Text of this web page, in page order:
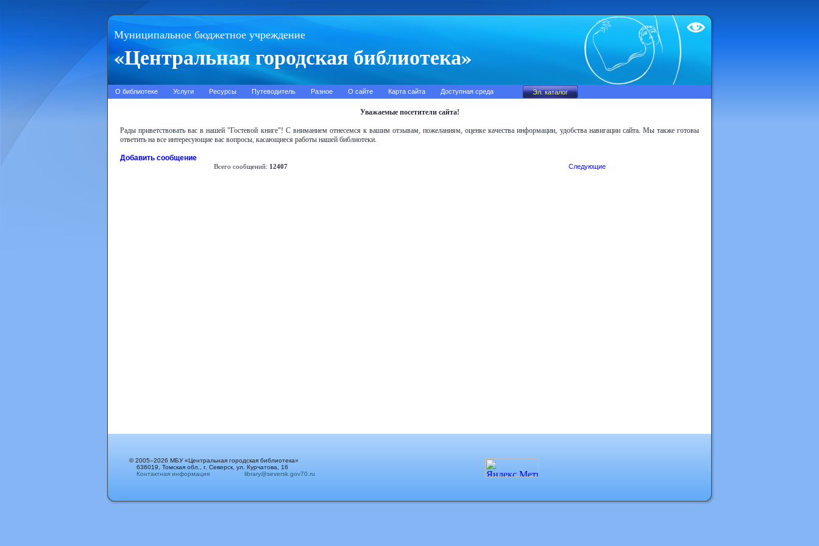
Муниципальное бюджетное учреждение
«Центральная городская библиотека»
Test
О библиотеке Услуги Ресурсы Путеводитель Разное О сайте Карта сайта Доступная среда
Уважаемые посетители сайта!
Рады приветствовать вас в нашей "Гостевой книге"! С вниманием отнесемся к вашим отзывам, пожеланиям, оценке качества информации, удобства навигации сайта. Мы также готовы
ответить на все интересующие вас вопросы, касающиеся работы нашей библиотеки.
Добавить сообщение
Всего сообщений: 12407 Следующие
© 2005–2026 МБУ «Центральная городская библиотека»
636019, Томская обл., г. Северск, ул. Курчатова, 16
Контактная информация
library@seversk.gov70.ru